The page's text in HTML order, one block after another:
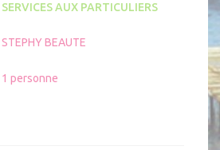
SERVICES AUX PARTICULIERS
STEPHY BEAUTE
1 personne